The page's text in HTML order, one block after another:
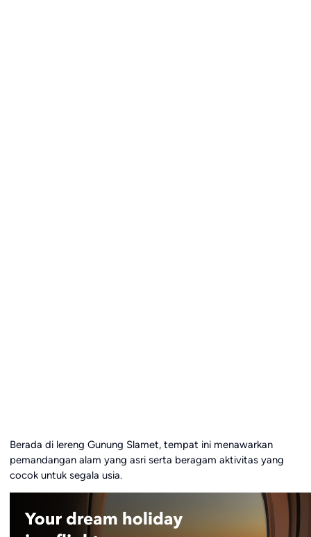
Berada di lereng Gunung Slamet, tempat ini menawarkan
pemandangan alam yang asri serta beragam aktivitas yang
cocok untuk segala usia.